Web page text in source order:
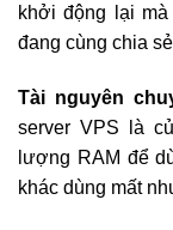
khởi động lại
đang cùng chia
Tài nguyên
server VPS là
lượng RAM để
khác dùng mất